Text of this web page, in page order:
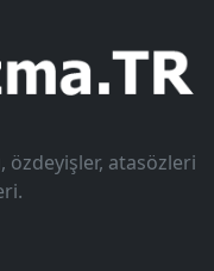
özdeyişler, atasözleri